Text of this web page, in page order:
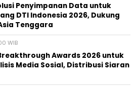
Penyimpanan Data untuk
DTI Indonesia 2026, Dukung
Tenggara
WIB
Awards 2026 untuk
Media Sosial, Distribusi Siaran